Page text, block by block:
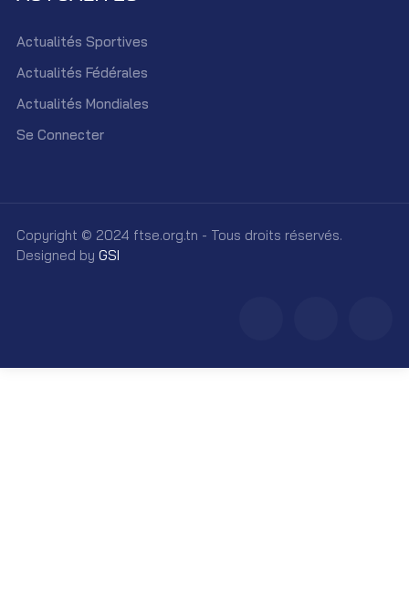
Actualités Sportives
Actualités Fédérales
Actualités Mondiales
Se Connecter
Copyright © 2024 ftse.org.tn - Tous droits réservés.
Designed by GSI